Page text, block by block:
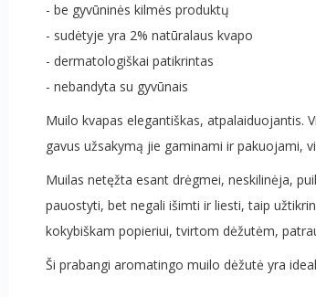
- be gyvūninės kilmės produktų
- sudėtyje yra 2% natūralaus kvapo
- dermatologiškai patikrintas
- nebandyta su gyvūnais
Muilo kvapas elegantiškas, atpalaiduojantis.
gavus užsakymą jie gaminami ir pakuojami,
Muilas netęžta esant drėgmei, neskilinėja,
pauostyti, bet negali išimti ir liesti, taip
kokybiškam popieriui, tvirtom dėžutėm,
Ši prabangi aromatingo muilo dėžutė yra